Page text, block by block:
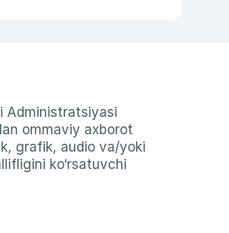
Administratsiyasi
ommaviy axborot
grafik, audio va/yoki
ko‘rsatuvchi